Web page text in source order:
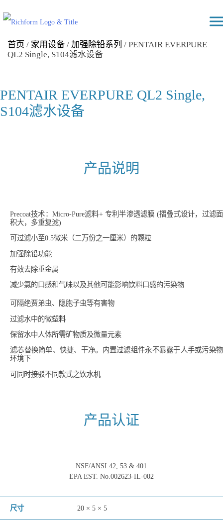
to
content
首页 / 家用设备 / 加强除铅系列 / PENTAIR EVERPURE
QL2 Single, S104滤水设备
PENTAIR EVERPURE QL2 Single,
S104滤水设备
产品说明
Precoat技术：Micro-Pure滤料+ 专利半渗透滤膜 (摺叠式设计，过滤面
积大，多重复滤)
可过滤小至0.5微米（二万份之一厘米）的颗粒
加强除铅功能
有效去除重金属
减少氯的口感和气味以及其他可能影响饮料口感的污染物
可隔绝贾弟虫、隐胞子虫等有害物
过滤水中的微塑料
保留水中人体所需矿物质及微量元素
滤芯替换简单、快捷、干净。内置过滤组件永不暴露于人手或污染物
环境下
可同时接驳不同款式之饮水机
产品认证
NSF/ANSI 42, 53 & 401
EPA EST. No.002623-IL-002
尺寸 20 × 5 × 5